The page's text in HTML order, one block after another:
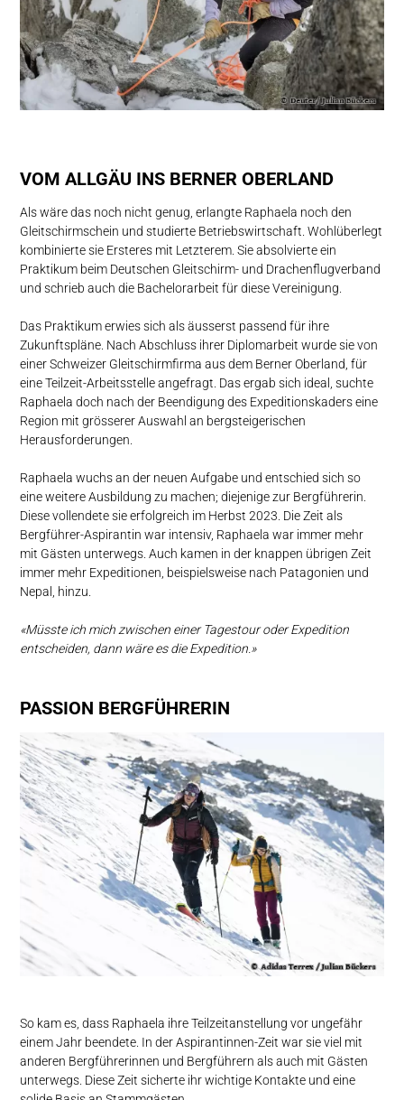
VOM ALLGÄU INS BERNER OBERLAND
Als wäre das noch nicht genug, erlangte Raphaela noch den
Gleitschirmschein und studierte Betriebswirtschaft. Wohlüberlegt
kombinierte sie Ersteres mit Letzterem. Sie absolvierte ein
Praktikum beim Deutschen Gleitschirm- und Drachenflugverband
und schrieb auch die Bachelorarbeit für diese Vereinigung.
Das Praktikum erwies sich als äusserst passend für ihre
Zukunftspläne. Nach Abschluss ihrer Diplomarbeit wurde sie von
einer Schweizer Gleitschirmfirma aus dem Berner Oberland, für
eine Teilzeit-Arbeitsstelle angefragt. Das ergab sich ideal, suchte
Raphaela doch nach der Beendigung des Expeditionskaders eine
Region mit grösserer Auswahl an bergsteigerischen
Herausforderungen.
Raphaela wuchs an der neuen Aufgabe und entschied sich so
eine weitere Ausbildung zu machen; diejenige zur Bergführerin.
Diese vollendete sie erfolgreich im Herbst 2023. Die Zeit als
Bergführer-Aspirantin war intensiv, Raphaela war immer mehr
mit Gästen unterwegs. Auch kamen in der knappen übrigen Zeit
immer mehr Expeditionen, beispielsweise nach Patagonien und
Nepal, hinzu.
«Müsste ich mich zwischen einer Tagestour oder Expedition
entscheiden, dann wäre es die Expedition.»
PASSION BERGFÜHRERIN
So kam es, dass Raphaela ihre Teilzeitanstellung vor ungefähr
einem Jahr beendete. In der Aspirantinnen-Zeit war sie viel mit
anderen Bergführerinnen und Bergführern als auch mit Gästen
unterwegs. Diese Zeit sicherte ihr wichtige Kontakte und eine